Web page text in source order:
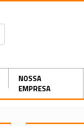
NOSSA
EMPRESA